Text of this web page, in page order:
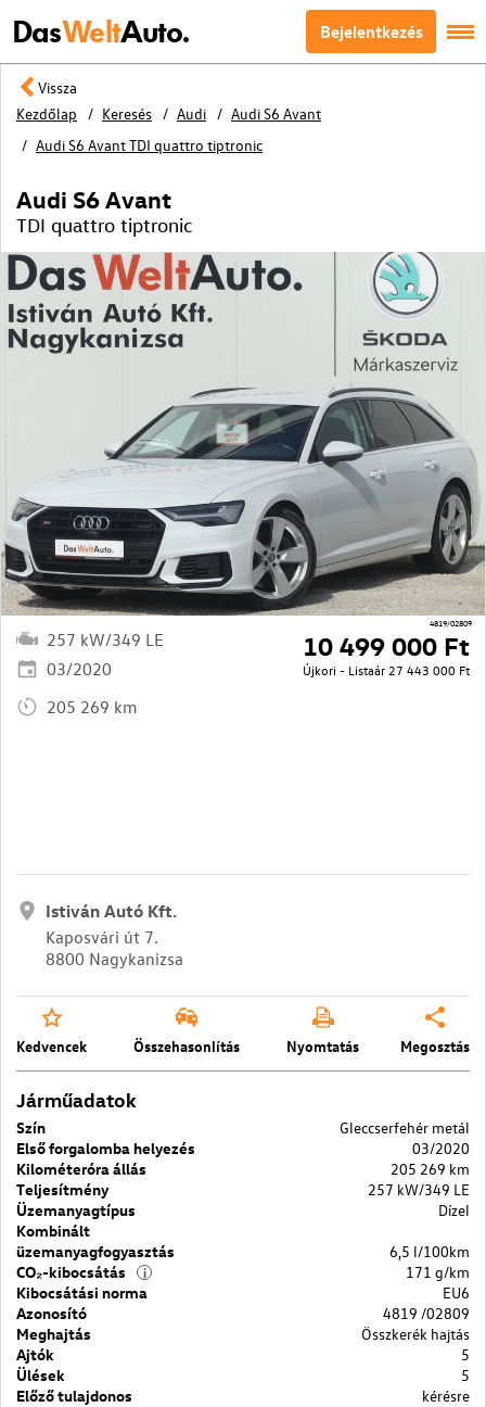
DasWeltAuto. Bejelentkezés
Vissza
Kezdőlap
Keresés Audi
Audi S6 Avant
Audi S6 Avant TDI quattro tiptronic
4819/02809
Audi S6 Avant
TDI quattro tiptronic
257 kW/349 LE
03/2020
205 269 km
10 499 000 Ft
Újkori - Listaár 27 443 000 Ft
Istiván Autó Kft.
Kaposvári út 7.
8800 Nagykanizsa
Kedvencek Összehasonlítás Nyomtatás Megosztás
Járműadatok
Szín
Gleccserfehér metál
Első forgalomba helyezés
03/2020
Kilométeróra állás
205 269 km
Teljesítmény
257 kW/349 LE
Üzemanyagtípus
Dízel
Kombinált
üzemanyagfogyasztás
6,5 l/100km
CO₂-kibocsátás
i
171 g/km
Kibocsátási norma
EU6
Azonosító
4819 /02809
Meghajtás
Összkerék hajtás
Ajtók
5
Ülések
5
Előző tulajdonos
kérésre